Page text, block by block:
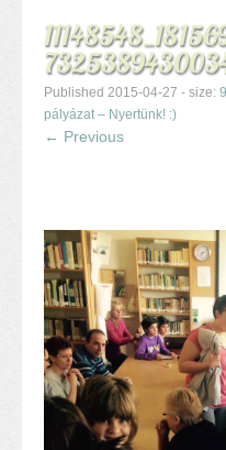
Alapdokumentumok
Intézményvezetői
Órarendek (2025/26.
Szakképzés
Szakkörök
Középfokú
Középfokú eredmények
Alapítvány
Pedagógiai szakmai
Gyermek- és
Étlap
Projektjeink
Digitális témahét 2016
Published 2015-04-27 - size:
pályázat – Nyertünk! :)
← Previous